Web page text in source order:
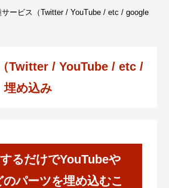
サービス（Twitter / YouTube / etc / google
Twitter / YouTube / etc /
め込み
るだけでYouTubeや
パーツを埋め込むこ